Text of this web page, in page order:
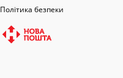
Полiтика безпеки